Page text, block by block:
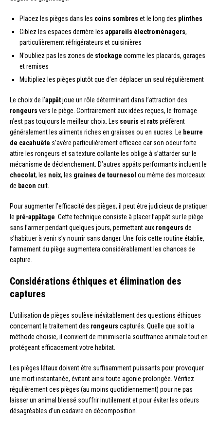
Placez les pièges dans les coins sombres et le long des plinthes
Ciblez les espaces derrière les appareils électroménagers,
particulièrement réfrigérateurs et cuisinières
N’oubliez pas les zones de stockage comme les placards, garages
et remises
Multipliez les pièges plutôt que d’en déplacer un seul régulièrement
Le choix de l’appâtjoue un rôle déterminant dans l’attraction des
rongeurs vers le piège. Contrairement aux idées reçues, le fromage
n’est pas toujours le meilleur choix. Les souris et rats préfèrent
généralement les aliments riches en graisses ou en sucres. Le beurre
de cacahuète s’avère particulièrement efficace car son odeur forte
attire les rongeurs et sa texture collante les oblige à s’attarder sur le
mécanisme de déclenchement. D’autres appâts performants incluent le
chocolat, les noix, les graines de tournesol ou même des morceaux
de bacon cuit.
Pour augmenter l’efficacité des pièges, il peut être judicieux de pratiquer
le pré-appâtage . Cette technique consiste à placer l’appât sur le piège
sans l’armer pendant quelques jours, permettant aux rongeurs de
s’habituer à venir s’y nourrir sans danger. Une fois cette routine établie,
l’armement du piège augmentera considérablement les chances de
capture.
Considérations éthiques et élimination des
captures
L’utilisation de pièges soulève inévitablement des questions éthiques
concernant le traitement des rongeurs capturés. Quelle que soit la
méthode choisie, il convient de minimiser la souffrance animale tout en
protégeant efficacement votre habitat.
Les pièges létaux doivent être suffisamment puissants pour provoquer
une mort instantanée, évitant ainsi toute agonie prolongée. Vérifiez
régulièrement ces pièges (au moins quotidiennement) pour ne pas
laisser un animal blessé souffrir inutilement et pour éviter les odeurs
désagréables d’un cadavre en décomposition.